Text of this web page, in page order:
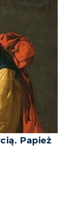
Papież